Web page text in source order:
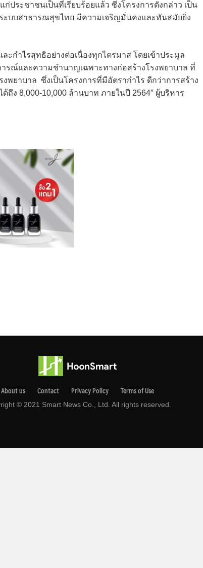
ประชาชนเป็นที่เรียบร้อยแล้ว ซึ่งโครงการดังกล่าว เป็น
บบสาธารณสุขไทย มีความเจริญมั่นคงและทันสมัยยิ่ง
ะกำไรสุทธิอย่างต่อเนื่องทุกไตรมาส โดยเข้าประมูล
รณ์และความชำนาญเฉพาะทางก่อสร้างโรงพยาบาล ที่
พยาบาล ซึ่งเป็นโครงการที่มีอัตรากำไร ดีกว่าการสร้าง
ถึง 8,000-10,000 ล้านบาท ภายในปี 2564″ ผู้บริหาร
About us Contact Privacy Pollcy Terms of Use
© 2021 Smart News Co., Ltd. All rights reserved.